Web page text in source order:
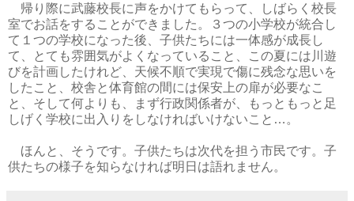
帰り際に武藤校長に声をかけてもらって、しばらく校長
室でお話をすることができました。３つの小学校が統合し
て１つの学校になった後、子供たちには一体感が成長し
て、とても雰囲気がよくなっていること、この夏には川遊
びを計画したけれど、天候不順で実現で傷に残念な思いを
したこと、校舎と体育館の間には保安上の扉が必要なこ
と、そして何よりも、まず行政関係者が、もっともっと足
しげく学校に出入りをしなければいけないこと…。
ほんと、そうです。子供たちは次代を担う市民です。子
供たちの様子を知らなければ明日は語れません。